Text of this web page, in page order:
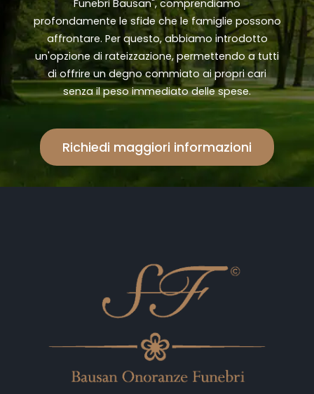
Funebri Bausan", comprendiamo
profondamente le sfide che le famiglie possono
affrontare. Per questo, abbiamo introdotto
un'opzione di rateizzazione, permettendo a tutti
di offrire un degno commiato ai propri cari
senza il peso immediato delle spese.
Richiedi maggiori informazioni